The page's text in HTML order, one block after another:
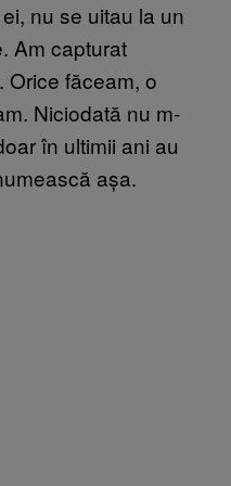
nu se uitau la un
Am capturat
Orice făceam, o
Niciodată nu m-
în ultimii ani au
așa.